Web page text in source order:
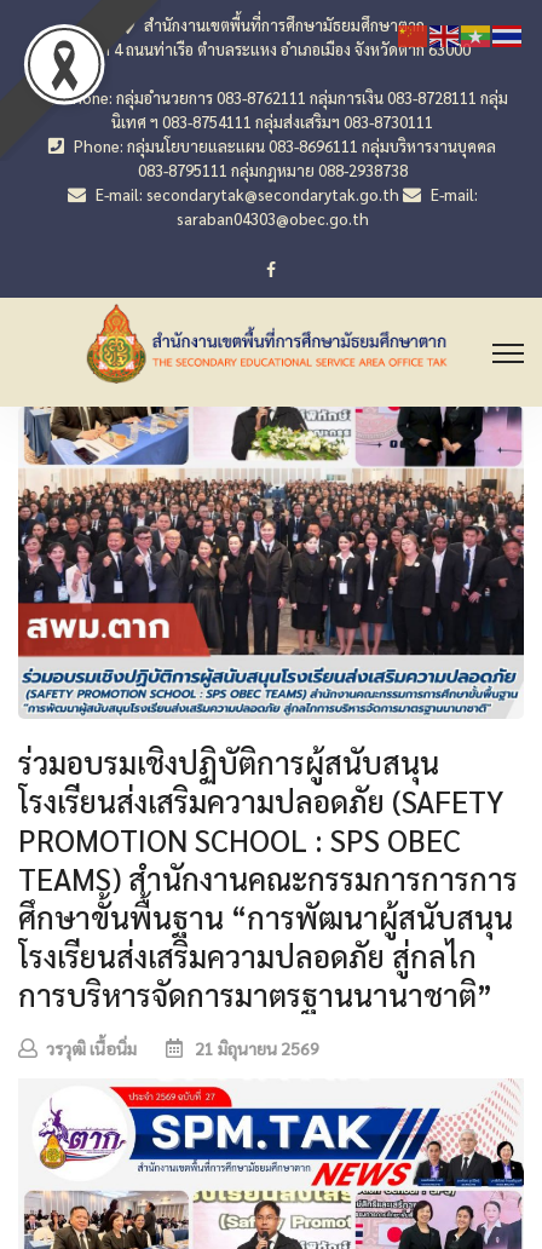
สำนักงานเขตพื้นที่การศึกษามัธยมศึกษาตาก
เลขที่ 4 ถนนท่าเรือ ตำบลระแหง อำเภอเมือง จังหวัดตาก 63000
Phone: กลุ่มอำนวยการ 083-8762111 กลุ่มการเงิน 083-8728111 กลุ่ม
นิเทศ ฯ 083-8754111 กลุ่มส่งเสริมฯ 083-8730111
Phone: กลุ่มนโยบายและแผน 083-8696111 กลุ่มบริหารงานบุคคล
083-8795111 กลุ่มกฎหมาย 088-2938738
E-mail: secondarytak@secondarytak.go.th
E-mail:
saraban04303@obec.go.th
ร่วมอบรมเชิงปฏิบัติการผู้สนับสนุน
โรงเรียนส่งเสริมความปลอดภัย (SAFETY
PROMOTION SCHOOL : SPS OBEC
TEAMS) สำนักงานคณะกรรมการการการ
ศึกษาขั้นพื้นฐาน “การพัฒนาผู้สนับสนุน
โรงเรียนส่งเสริมความปลอดภัย สู่กลไก
การบริหารจัดการมาตรฐานนานาชาติ”
วรวุฒิ เนื้อนิ่ม 21 มิถุนายน 2569